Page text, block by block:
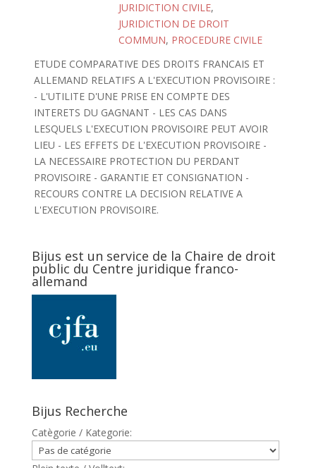
JURIDICTION CIVILE,
JURIDICTION DE DROIT
COMMUN, PROCEDURE CIVILE
ETUDE COMPARATIVE DES DROITS FRANCAIS ET
ALLEMAND RELATIFS A L'EXECUTION PROVISOIRE :
- L'UTILITE D'UNE PRISE EN COMPTE DES
INTERETS DU GAGNANT - LES CAS DANS
LESQUELS L'EXECUTION PROVISOIRE PEUT AVOIR
LIEU - LES EFFETS DE L'EXECUTION PROVISOIRE -
LA NECESSAIRE PROTECTION DU PERDANT
PROVISOIRE - GARANTIE ET CONSIGNATION -
RECOURS CONTRE LA DECISION RELATIVE A
L'EXECUTION PROVISOIRE.
Bijus est un service de la Chaire de droit
public du Centre juridique franco-
allemand
Bijus Recherche
Catègorie / Kategorie: